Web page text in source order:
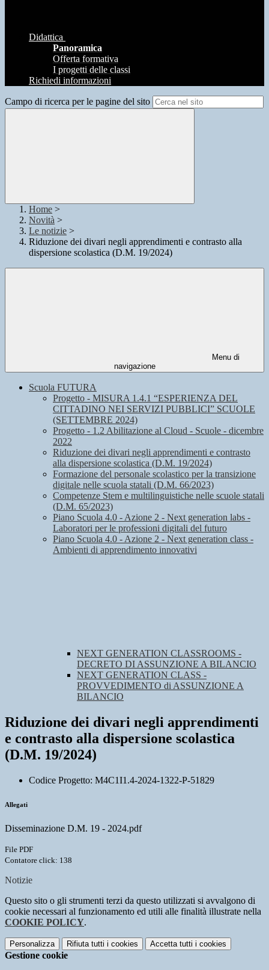
Didattica
Panoramica
Offerta formativa
I progetti delle classi
Richiedi informazioni
Campo di ricerca per le pagine del sito
Home >
Novità >
Le notizie >
Riduzione dei divari negli apprendimenti e contrasto alla
dispersione scolastica (D.M. 19/2024)
Menu di
navigazione
Scuola FUTURA
Progetto - MISURA 1.4.1 “ESPERIENZA DEL
CITTADINO NEI SERVIZI PUBBLICI” SCUOLE
(SETTEMBRE 2024)
Progetto - 1.2 Abilitazione al Cloud - Scuole - dicembre
2022
Riduzione dei divari negli apprendimenti e contrasto
alla dispersione scolastica (D.M. 19/2024)
Formazione del personale scolastico per la transizione
digitale nelle scuola statali (D.M. 66/2023)
Competenze Stem e multilinguistiche nelle scuole statali
(D.M. 65/2023)
Piano Scuola 4.0 - Azione 2 - Next generation labs -
Laboratori per le professioni digitali del futuro
Piano Scuola 4.0 - Azione 2 - Next generation class -
Ambienti di apprendimento innovativi
NEXT GENERATION CLASSROOMS -
DECRETO DI ASSUNZIONE A BILANCIO
NEXT GENERATION CLASS -
PROVVEDIMENTO di ASSUNZIONE A
BILANCIO
Riduzione dei divari negli apprendimenti
e contrasto alla dispersione scolastica
(D.M. 19/2024)
Codice Progetto: M4C1I1.4-2024-1322-P-51829
Allegati
Disseminazione D.M. 19 - 2024.pdf
File PDF
Contatore click: 138
Notizie
Questo sito o gli strumenti terzi da questo utilizzati si avvalgono di
cookie necessari al funzionamento ed utili alle finalità illustrate nella
COOKIE POLICY.
Personalizza Rifiuta tutti i cookies Accetta tutti i cookies
Gestione cookie